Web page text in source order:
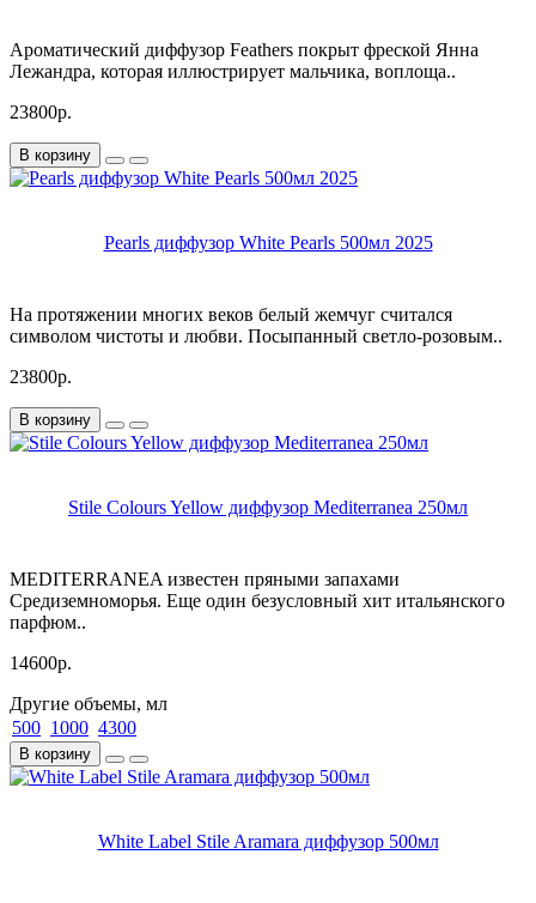
Ароматический диффузор Feathers покрыт фреской Янна
Лежандра, которая иллюстрирует мальчика, воплоща..
23800р.
В корзину
Pearls диффузор White Pearls 500мл 2025
На протяжении многих веков белый жемчуг считался
символом чистоты и любви. Посыпанный светло-розовым..
23800р.
В корзину
Stile Colours Yellow диффузор Mediterranea 250мл
MEDITERRANEA известен пряными запахами
Средиземноморья. Еще один безусловный хит итальянского
парфюм..
14600р.
Другие объемы, мл
500 1000 4300
В корзину
White Label Stile Aramara диффузор 500мл